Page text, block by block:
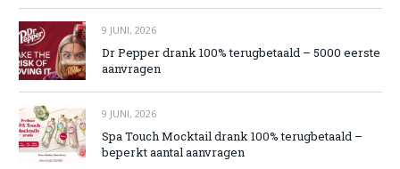
9 JUNI, 2026
Dr Pepper drank 100% terugbetaald – 5000 eerste
aanvragen
9 JUNI, 2026
Spa Touch Mocktail drank 100% terugbetaald –
beperkt aantal aanvragen